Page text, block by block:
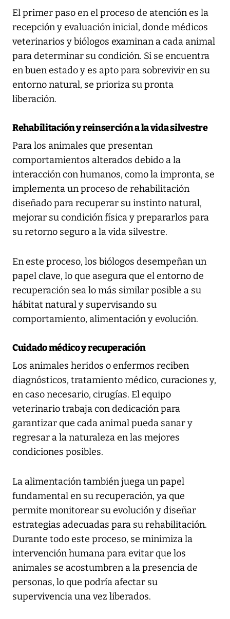
El primer paso en el proceso de atención es la
recepción y evaluación inicial, donde médicos
veterinarios y biólogos examinan a cada animal
para determinar su condición. Si se encuentra
en buen estado y es apto para sobrevivir en su
entorno natural, se prioriza su pronta
liberación.
Rehabilitación y reinserción a la vida silvestre
Para los animales que presentan
comportamientos alterados debido a la
interacción con humanos, como la impronta, se
implementa un proceso de rehabilitación
diseñado para recuperar su instinto natural,
mejorar su condición física y prepararlos para
su retorno seguro a la vida silvestre.
En este proceso, los biólogos desempeñan un
papel clave, lo que asegura que el entorno de
recuperación sea lo más similar posible a su
hábitat natural y supervisando su
comportamiento, alimentación y evolución.
Cuidado médico y recuperación
Los animales heridos o enfermos reciben
diagnósticos, tratamiento médico, curaciones y,
en caso necesario, cirugías. El equipo
veterinario trabaja con dedicación para
garantizar que cada animal pueda sanar y
regresar a la naturaleza en las mejores
condiciones posibles.
La alimentación también juega un papel
fundamental en su recuperación, ya que
permite monitorear su evolución y diseñar
estrategias adecuadas para su rehabilitación.
Durante todo este proceso, se minimiza la
intervención humana para evitar que los
animales se acostumbren a la presencia de
personas, lo que podría afectar su
supervivencia una vez liberados.